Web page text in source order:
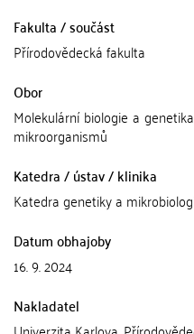
Fakulta / součást
Přírodovědecká fakulta
Obor
Molekulární biologie a
mikroorganismů
Katedra / ústav / klinika
Katedra genetiky a
Datum obhajoby
16. 9. 2024
Nakladatel